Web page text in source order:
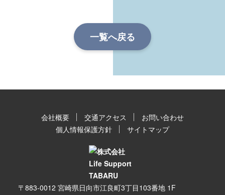
一覧へ戻る
会社概要 交通アクセス
お問い合わせ
個人情報保護方針
サイトマップ
〒883-0012 宮崎県日向市江良町3丁目103番地 1F